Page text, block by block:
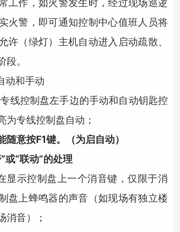
工作，如火警发生时，经过现场巡逻
火警，即可通知控制中心值班人员将
许（绿灯）主机自动进入启动疏散、
。
动和手动
线控制盘左手边的手动和自动钥匙控
为专线控制盘自动；
意按F1键。（为启自动）
或“联动”的处理
显示控制盘上一个消音键，仅限于消
盘上蜂鸣器的声音（如现场有独立楼
消音）；